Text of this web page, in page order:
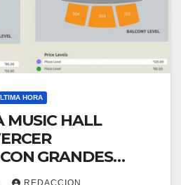
HORA
MUSIC HALL
GRANDES
REDACCION